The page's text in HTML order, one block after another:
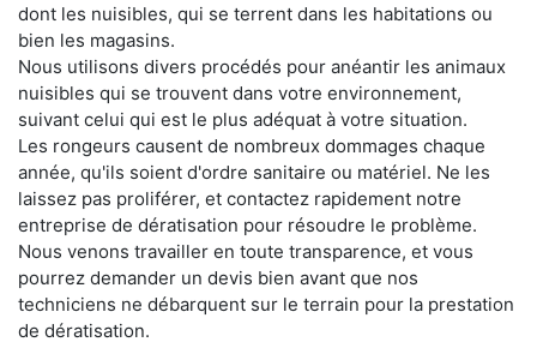
dont les nuisibles, qui se terrent dans les habitations ou
bien les magasins.
Nous utilisons divers procédés pour anéantir les animaux
nuisibles qui se trouvent dans votre environnement,
suivant celui qui est le plus adéquat à votre situation.
Les rongeurs causent de nombreux dommages chaque
année, qu'ils soient d'ordre sanitaire ou matériel. Ne les
laissez pas proliférer, et contactez rapidement notre
entreprise de dératisation pour résoudre le problème.
Nous venons travailler en toute transparence, et vous
pourrez demander un devis bien avant que nos
techniciens ne débarquent sur le terrain pour la prestation
de dératisation.